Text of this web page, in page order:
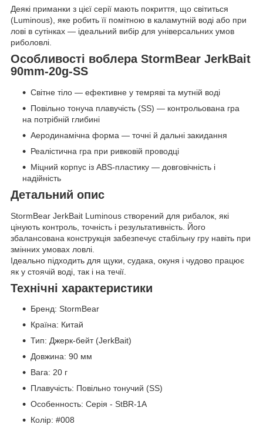
Деякі приманки з цієї серії мають покриття, що світиться
(Luminous), яке робить її помітною в каламутній воді або при
лові в сутінках — ідеальний вибір для універсальних умов
риболовлі.
Особливості воблера StormBear JerkBait
90mm-20g-SS
Світне тіло — ефективне у темряві та мутній воді
Повільно тонуча плавучість (SS) — контрольована гра
на потрібній глибині
Аеродинамічна форма — точні й дальні закидання
Реалістична гра при ривковій проводці
Міцний корпус із ABS-пластику — довговічність і
надійність
Детальний опис
StormBear JerkBait Luminous створений для рибалок, які
цінують контроль, точність і результативність. Його
збалансована конструкція забезпечує стабільну гру навіть при
змінних умовах ловлі.
Ідеально підходить для щуки, судака, окуня і чудово працює
як у стоячій воді, так і на течії.
Технічні характеристики
Бренд: StormBear
Країна: Китай
Тип: Джерк-бейт (JerkBait)
Довжина: 90 мм
Вага: 20 г
Плавучість: Повільно тонучий (SS)
Особенность: Серія - StBR-1A
Колір: #008